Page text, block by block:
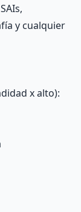
y cualquier
x alto):